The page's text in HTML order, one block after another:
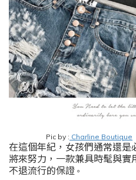
Pic by : Charline Boutique
在這個年紀 ， 女孩們通常還是
將來努力 ， 一款兼具時髦與實
不退流行的保證 。